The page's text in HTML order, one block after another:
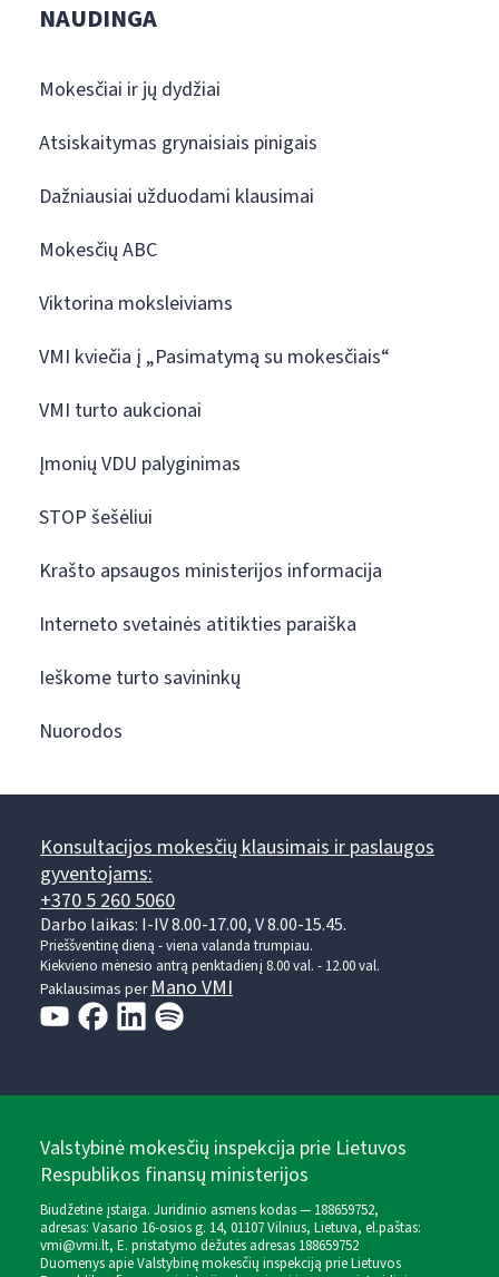
NAUDINGA
Mokesčiai ir jų dydžiai
Atsiskaitymas grynaisiais pinigais
Dažniausiai užduodami klausimai
Mokesčių ABC
Viktorina moksleiviams
VMI kviečia į „Pasimatymą su mokesčiais“
VMI turto aukcionai
Įmonių VDU palyginimas
STOP šešėliui
Krašto apsaugos ministerijos informacija
Interneto svetainės atitikties paraiška
Ieškome turto savininkų
Nuorodos
Konsultacijos mokesčių klausimais ir paslaugos
gyventojams:
+370 5 260 5060
Darbo laikas: I-IV 8.00-17.00, V 8.00-15.45.
Prieššventinę dieną - viena valanda trumpiau.
Kiekvieno mėnesio antrą penktadienį 8.00 val. - 12.00 val.
Paklausimas perMano VMI
Valstybinė mokesčių inspekcija prie Lietuvos
Respublikos finansų ministerijos
Biudžetinė įstaiga. Juridinio asmens kodas — 188659752,
adresas: Vasario 16-osios g. 14, 01107 Vilnius, Lietuva, el.paštas:
vmi@vmi.lt, E. pristatymo dėžutės adresas 188659752
Duomenys apie Valstybinę mokesčių inspekciją prie Lietuvos